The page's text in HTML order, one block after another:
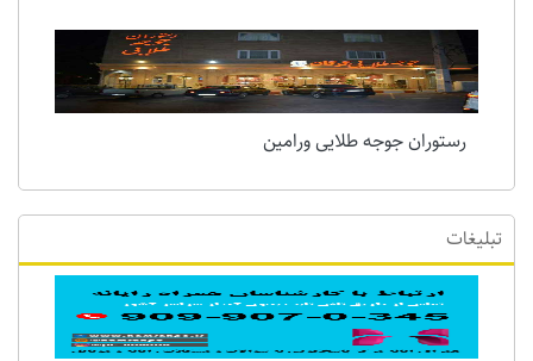
رستوران جوجه طلایی ورامین
تبلیغات